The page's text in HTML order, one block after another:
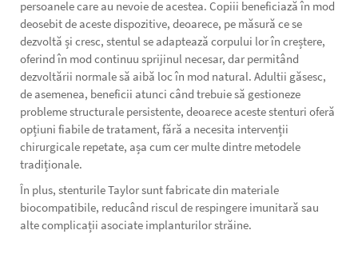
persoanele care au nevoie de acestea. Copiii beneficiază în mod
deosebit de aceste dispozitive, deoarece, pe măsură ce se
dezvoltă și cresc, stentul se adaptează corpului lor în creștere,
oferind în mod continuu sprijinul necesar, dar permitând
dezvoltării normale să aibă loc în mod natural. Adultii găsesc,
de asemenea, beneficii atunci când trebuie să gestioneze
probleme structurale persistente, deoarece aceste stenturi oferă
opțiuni fiabile de tratament, fără a necesita intervenții
chirurgicale repetate, așa cum cer multe dintre metodele
tradiționale.
În plus, stenturile Taylor sunt fabricate din materiale
biocompatibile, reducând riscul de respingere imunitară sau
alte complicații asociate implanturilor străine.